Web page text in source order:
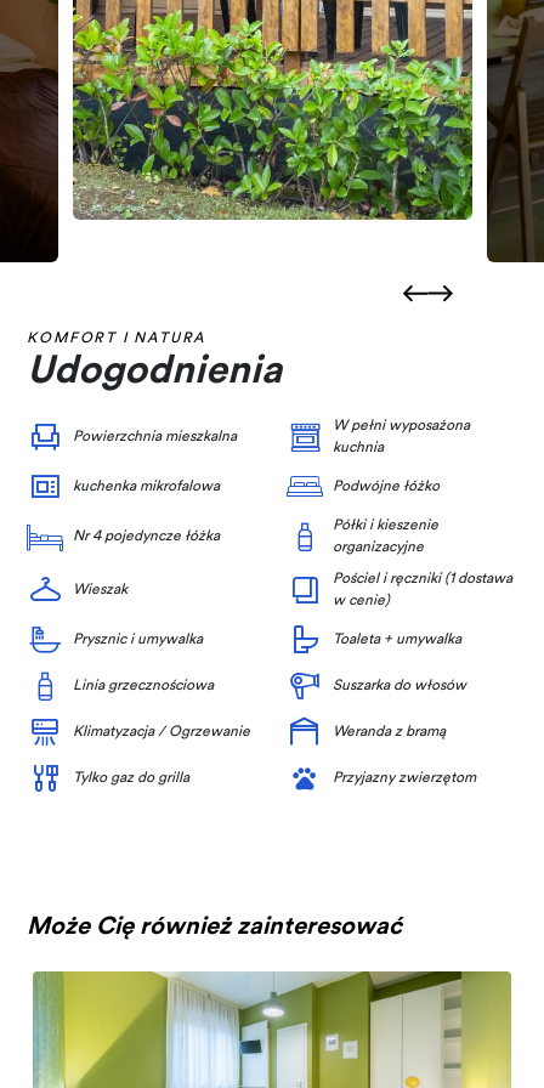
KOMFORT I NATURA
Udogodnienia
Powierzchnia mieszkalna
W pełni wyposażona
kuchnia
kuchenka mikrofalowa Podwójne łóżko
Nr 4 pojedyncze łóżka
Półki i kieszenie
organizacyjne
Wieszak
Pościel i ręczniki (1 dostawa
w cenie)
Prysznic i umywalka Toaleta + umywalka
Linia grzecznościowa Suszarka do włosów
Klimatyzacja / Ogrzewanie Weranda z bramą
Tylko gaz do grilla Przyjazny zwierzętom
Może Cię również zainteresować